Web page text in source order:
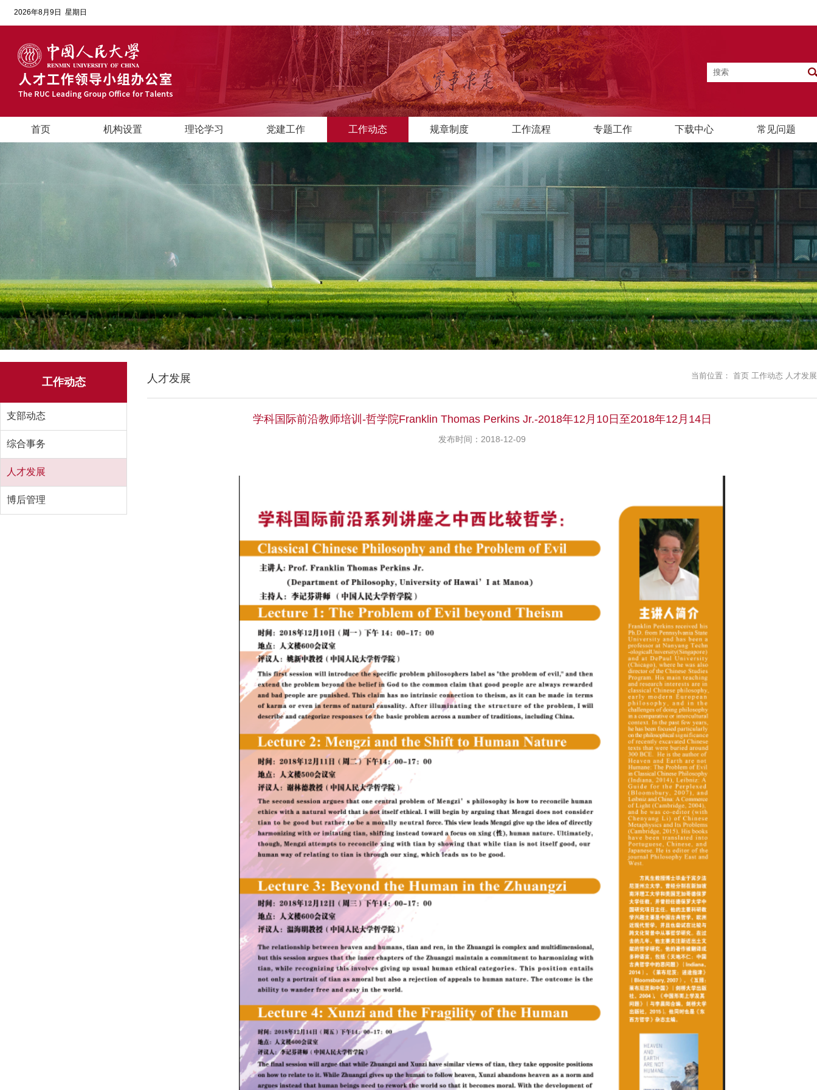
2026年8月9日 星期日
首页 机构设置 理论学习 党建工作 工作动态 规章制度 工作流程 专题工作 下载中心 常见问题
工作动态
支部动态
综合事务
人才发展
博后管理
当前位置： 首页 工作动态 人才发展
人才发展
学科国际前沿教师培训-哲学院Franklin Thomas Perkins Jr.-2018年12月10日至2018年12月14日
发布时间：2018-12-09